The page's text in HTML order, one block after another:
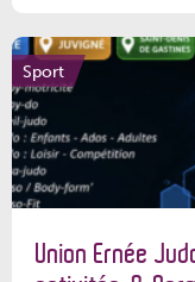
Sport
Union Ernée